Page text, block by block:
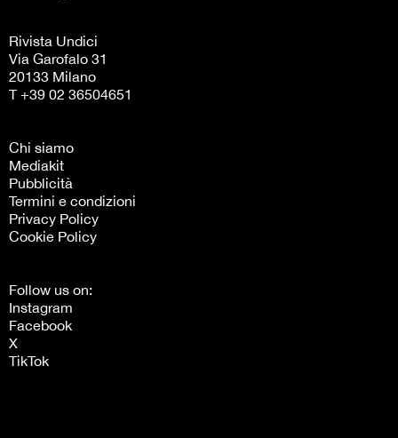
Rivista Undici
Via Garofalo 31
20133 Milano
T +39 02 36504651
Chi siamo
Mediakit
Pubblicità
Termini e condizioni
Privacy Policy
Cookie Policy
Follow us on:
Instagram
Facebook
X
TikTok